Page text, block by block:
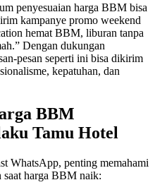
penyesuaian harga BBM bisa
kampanye promo weekend
hemat BBM, liburan tanpa
pesan seperti ini bisa dikirim
kepatuhan, dan
BBM
Tamu Hotel
WhatsApp, penting memahami
saat harga BBM naik: